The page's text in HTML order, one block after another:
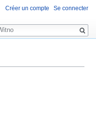
Créer un compte Se connecter